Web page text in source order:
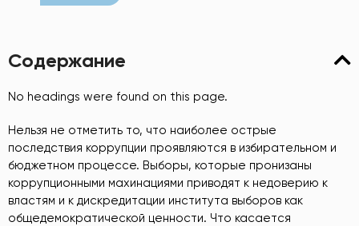
Содержание
No headings were found on this page.
Нельзя не отметить то, что наиболее острые
последствия коррупции проявляются в избирательном и
бюджетном процессе. Выборы, которые пронизаны
коррупционными махинациями приводят к недоверию к
властям и к дискредитации института выборов как
общедемократической ценности. Что касается